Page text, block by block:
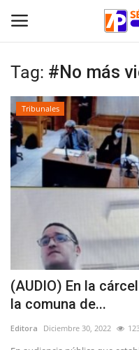
Inicio
Crónica
Policial
Deporte
Política
Espectáculos
Tag: #No más
Tribunales
(AUDIO) En la
la comuna de...
Editora Diciembre 30, 2022